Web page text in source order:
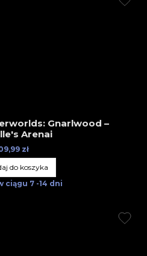
Gnarlwood –
Arenai
zł
do koszyka
ciągu 7 -14 dni